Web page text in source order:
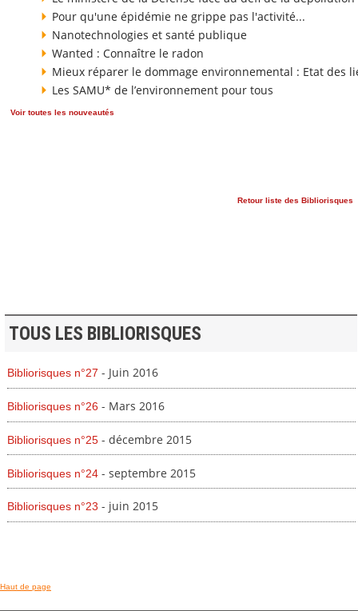
Pour qu'une épidémie ne grippe pas l'activité...
Nanotechnologies et santé publique
Wanted : Connaître le radon
Mieux réparer le dommage environnemental : Etat des
Les SAMU* de l’environnement pour tous
Voir toutes les nouveautés
Retour liste des Bibliorisques
TOUS LES BIBLIORISQUES
Bibliorisques n°27 - Juin 2016
Bibliorisques n°26 - Mars 2016
Bibliorisques n°25 - décembre 2015
Bibliorisques n°24 - septembre 2015
Bibliorisques n°23 - juin 2015
Haut de page